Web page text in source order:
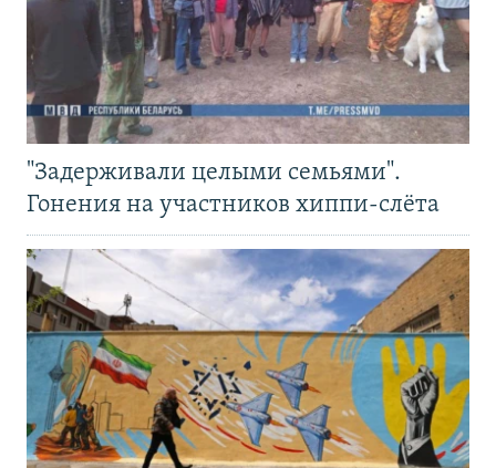
"Задерживали целыми семьями".
Гонения на участников хиппи-слёта